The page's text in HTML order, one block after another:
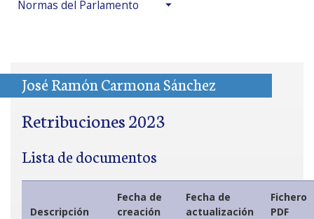
Normas del Parlamento
José Ramón Carmona Sánchez
Retribuciones 2023
Lista de documentos
Descripción
Fecha de
creación
Fecha de
actualización
Fichero
PDF